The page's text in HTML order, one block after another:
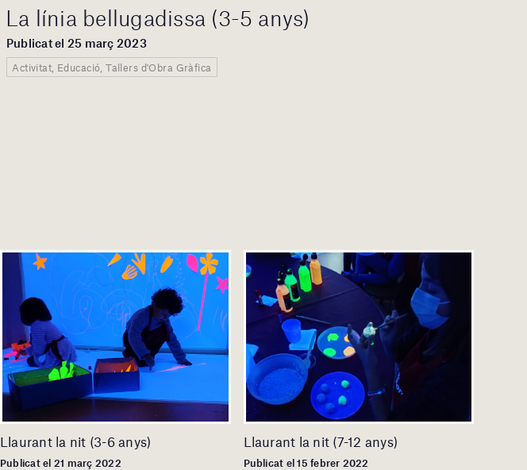
La línia bellugadissa (3-5 anys)
Publicat el 25 març 2023
Activitat, Educació, Tallers d'Obra Gràfica
Llaurant la nit (3-6 anys)
Publicat el 21 març 2022
Llaurant la nit (7-12 anys)
Publicat el 15 febrer 2022